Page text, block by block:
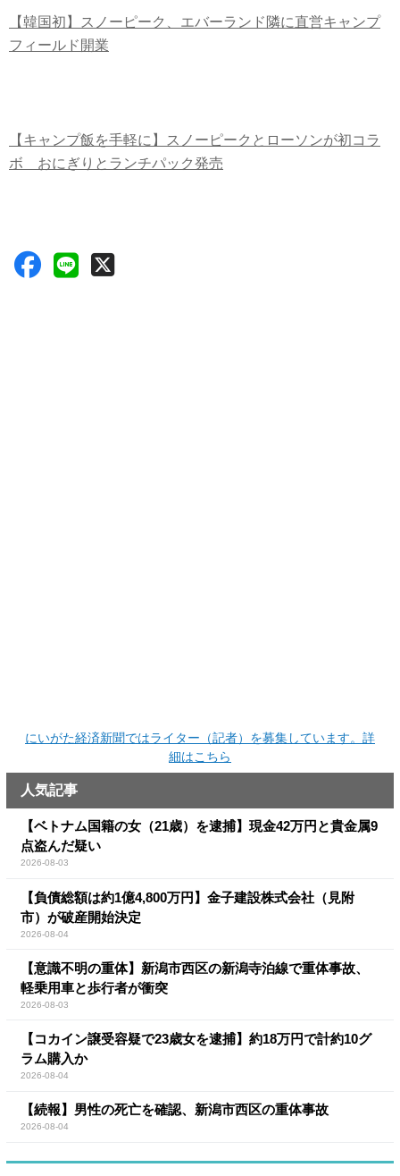
【韓国初】スノーピーク、エバーランド隣に直営キャンプ
フィールド開業
【キャンプ飯を手軽に】スノーピークとローソンが初コラ
ボ おにぎりとランチパック発売
にいがた経済新聞ではライター（記者）を募集しています。詳
細はこちら
人気記事
【ベトナム国籍の女（21歳）を逮捕】現金42万円と貴金属9
点盗んだ疑い
2026-08-03
【負債総額は約1億4,800万円】金子建設株式会社（見附
市）が破産開始決定
2026-08-04
【意識不明の重体】新潟市西区の新潟寺泊線で重体事故、
軽乗用車と歩行者が衝突
2026-08-03
【コカイン譲受容疑で23歳女を逮捕】約18万円で計約10グ
ラム購入か
2026-08-04
【続報】男性の死亡を確認、新潟市西区の重体事故
2026-08-04